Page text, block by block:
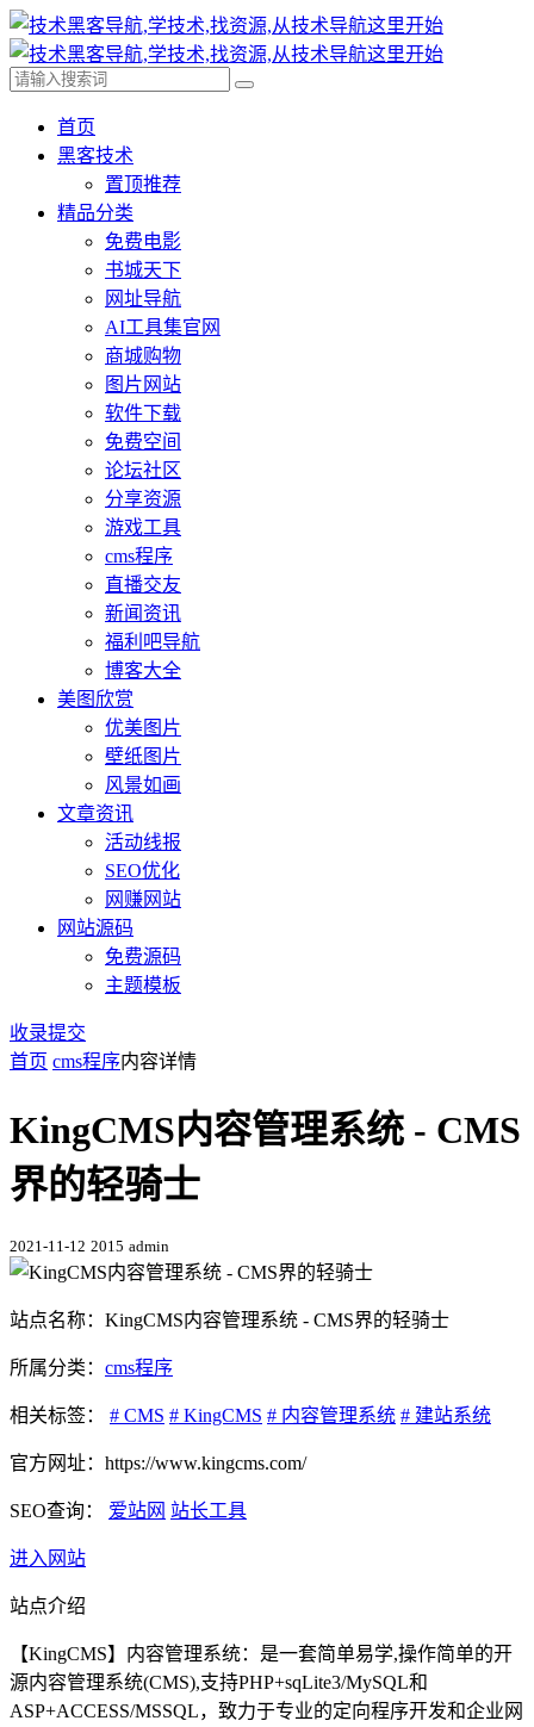
首页
黑客技术
置顶推荐
精品分类
免费电影
书城天下
网址导航
AI工具集官网
商城购物
图片网站
软件下载
免费空间
论坛社区
分享资源
游戏工具
cms程序
直播交友
新闻资讯
福利吧导航
博客大全
美图欣赏
优美图片
壁纸图片
风景如画
文章资讯
活动线报
SEO优化
网赚网站
网站源码
免费源码
主题模板
收录提交
首页 cms程序内容详情
KingCMS内容管理系统 - CMS
界的轻骑士
2021-11-12 2015 admin
站点名称：KingCMS内容管理系统 - CMS界的轻骑士
所属分类： cms程序
相关标签： # CMS # KingCMS # 内容管理系统 # 建站系统
官方网址：https://www.kingcms.com/
SEO查询： 爱站网 站长工具
进入网站
站点介绍
【KingCMS】内容管理系统：是一套简单易学,操作简单的开
源内容管理系统(CMS),支持PHP+sqLite3/MySQL和
ASP+ACCESS/MSSQL，致力于专业的定向程序开发和企业网